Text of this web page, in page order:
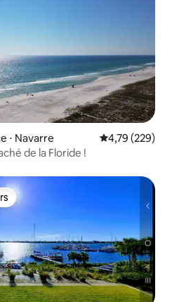
⋅ Navarre Évaluation
4,79 (229)
de la Floride !
plus appréciés